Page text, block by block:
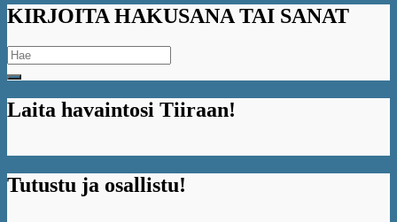
näet
sen
KIRJOITA HAKUSANA TAI SANAT
Search
for:
Laita havaintosi Tiiraan!
Tutustu ja osallistu!